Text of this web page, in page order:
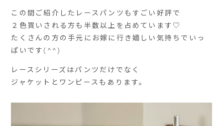
この間ご紹介したレースパンツもすごい好評で
２色買いされる方も半数以上を占めています♡
たくさんの方の手元にお嫁に行き嬉しい気持ちでいっ
ぱいです(^^)
レースシリーズはパンツだけでなく
ジャケットとワンピースもあります。